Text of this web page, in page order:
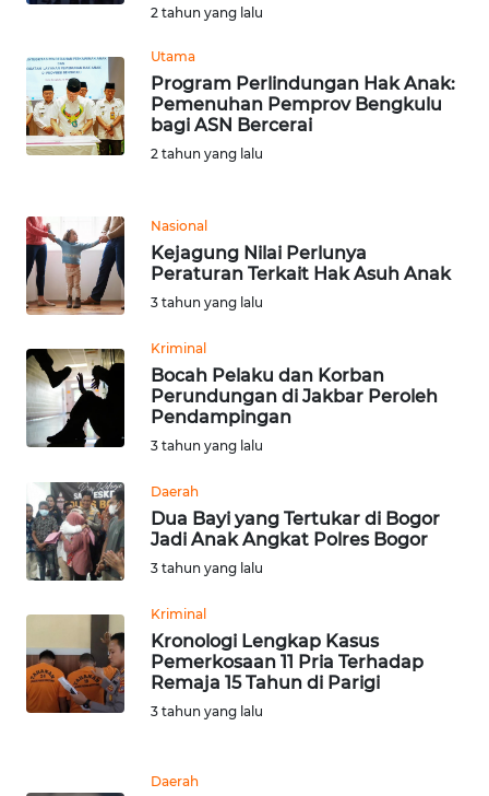
2 tahun yang lalu
Utama
Program Perlindungan Hak Anak:
Pemenuhan Pemprov Bengkulu
bagi ASN Bercerai
2 tahun yang lalu
Nasional
Kejagung Nilai Perlunya
Peraturan Terkait Hak Asuh Anak
3 tahun yang lalu
Kriminal
Bocah Pelaku dan Korban
Perundungan di Jakbar Peroleh
Pendampingan
3 tahun yang lalu
Daerah
Dua Bayi yang Tertukar di Bogor
Jadi Anak Angkat Polres Bogor
3 tahun yang lalu
Kriminal
Kronologi Lengkap Kasus
Pemerkosaan 11 Pria Terhadap
Remaja 15 Tahun di Parigi
3 tahun yang lalu
Daerah
JAMBI
WN
SULTRA
NTB
WN
SULTENG
WN
SULBAR
WN
WN
SUMBAR
SUMSEL
WN
BENGKULU